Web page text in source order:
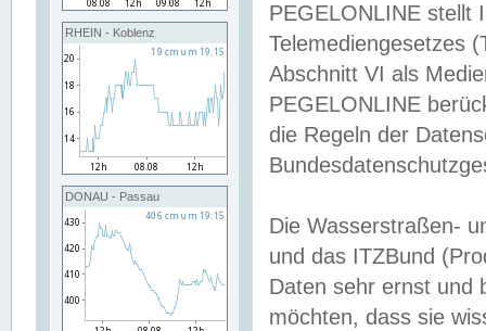
RHEIN - Koblenz
DONAU - Passau
PEGELONLINE stellt
Telemediengesetzes
Abschnitt VI als
PEGELONLINE
die Regeln der
Die Wasserstraßen-
und das ITZBund
Daten sehr ernst und
möchten, dass sie